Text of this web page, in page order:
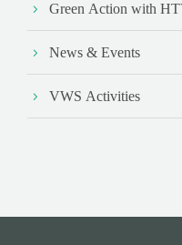
Green Action with
News & Events
VWS Activities